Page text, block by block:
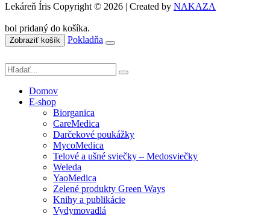
Lekáreň Íris Copyright © 2026 | Created by NAKAZA
bol pridaný do košíka.
Zobraziť košík Pokladňa
Domov
E-shop
Biorganica
CareMedica
Darčekové poukážky
MycoMedica
Telové a ušné sviečky – Medosviečky
Weleda
YaoMedica
Zelené produkty Green Ways
Knihy a publikácie
Vydymovadlá